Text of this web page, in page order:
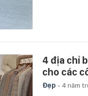
4 địa chỉ
cho các
Đẹp - 4 năm